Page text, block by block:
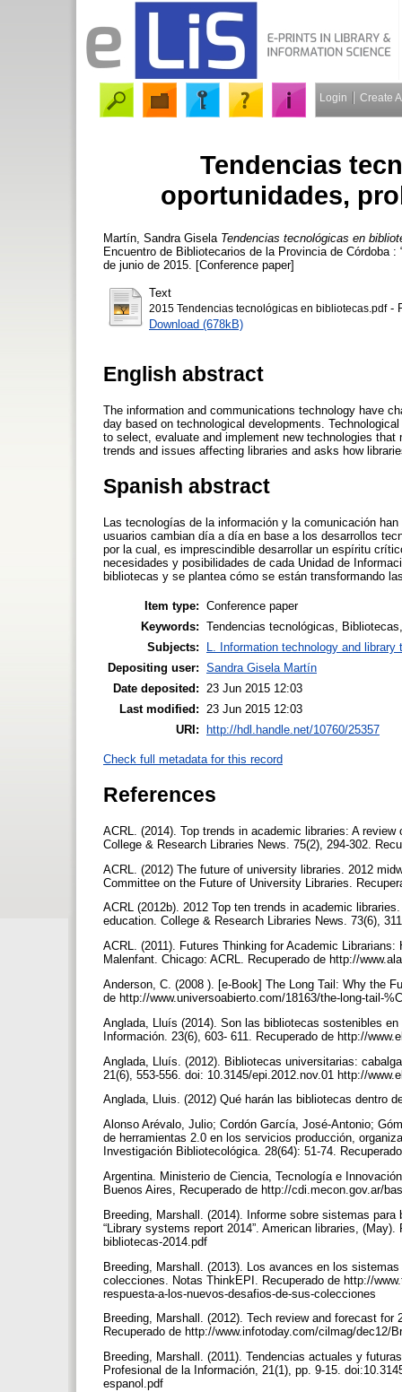
Login Create
Tendencias
oportunidades,
Martín, Sandra Gisela Tendencias tecnológicas en
Encuentro de Bibliotecarios de la Provincia de Córdoba
de junio de 2015. [Conference paper]
Text
2015 Tendencias tecnológicas en bibliotecas.pdf-
Download (678kB)
English abstract
The information and communications technology have
day based on technological developments.
to select, evaluate and implement new technologies
trends and issues affecting libraries and asks how
Spanish abstract
Las tecnologías de la información y la comunicación
usuarios cambian día a día en base a los desarrollos
por la cual, es imprescindible desarrollar un espíritu
necesidades y posibilidades de cada Unidad de
bibliotecas y se plantea cómo se están transformando
Item type: Conference paper
Keywords: Tendencias tecnológicas,
Subjects:
L. Information technology and library
Depositing user: Sandra Gisela Martín
Date deposited:
23 Jun 2015 12:03
Last modified:
23 Jun 2015 12:03
URI:
http://hdl.handle.net/10760/25357
Check full metadata for this record
References
ACRL. (2014). Top trends in academic libraries: A
College & Research Libraries News. 75(2), 294-302.
ACRL. (2012) The future of university libraries. 2012
Committee on the Future of University Libraries.
ACRL (2012b). 2012 Top ten trends in academic
education. College & Research Libraries News. 73(6),
ACRL. (2011). Futures Thinking for Academic
Malenfant. Chicago: ACRL. Recuperado de http://
Anderson, C. (2008 ). [e-Book] The Long Tail: Why the
de http://www.universoabierto.com/18163/the-long-tail-
Anglada, Lluís (2014). Son las bibliotecas sostenibles
Información. 23(6), 603- 611. Recuperado de http://
Anglada, Lluís. (2012). Bibliotecas universitarias:
21(6), 553-556. doi: 10.3145/epi.2012.nov.01 http://
Anglada, Lluis. (2012) Qué harán las bibliotecas dentro
Alonso Arévalo, Julio; Cordón García, José-Antonio;
de herramientas 2.0 en los servicios producción,
Investigación Bibliotecológica. 28(64): 51-74.
Argentina. Ministerio de Ciencia, Tecnología e
Buenos Aires, Recuperado de http://cdi.mecon.gov.ar/
Breeding, Marshall. (2014). Informe sobre sistemas
“Library systems report 2014”. American libraries,
bibliotecas-2014.pdf
Breeding, Marshall. (2013). Los avances en los
colecciones. Notas ThinkEPI. Recuperado de http://
respuesta-a-los-nuevos-desafios-de-sus-colecciones
Breeding, Marshall. (2012). Tech review and forecast
Recuperado de http://www.infotoday.com/cilmag/dec12/
Breeding, Marshall. (2011). Tendencias actuales y
Profesional de la Información, 21(1), pp. 9-15.
espanol.pdf